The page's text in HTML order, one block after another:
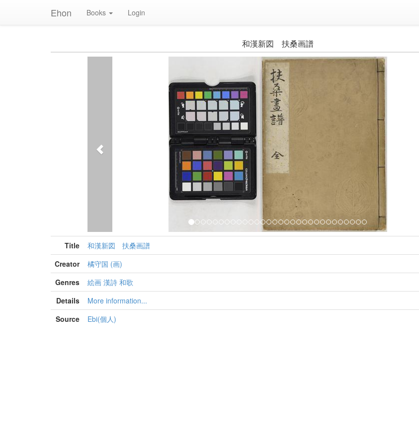
Ehon Books Login
和漢新図 扶桑画譜
Title
和漢新図 扶桑画譜
Creator
橘守国 (画)
Genres
絵画 漢詩 和歌
Details
More information...
Source
Ebi(個人)